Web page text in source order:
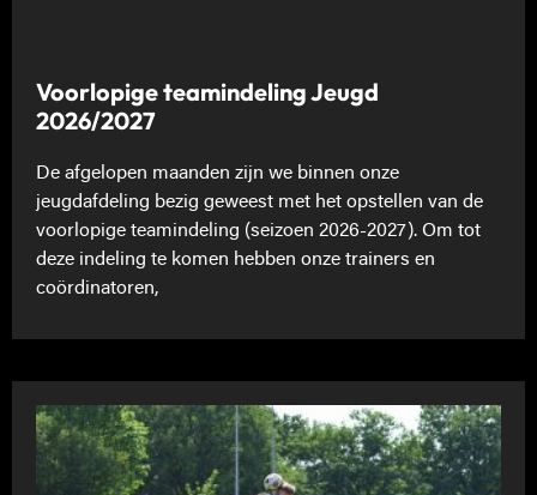
Voorlopige teamindeling Jeugd
2026/2027
De afgelopen maanden zijn we binnen onze
jeugdafdeling bezig geweest met het opstellen van de
voorlopige teamindeling (seizoen 2026-2027). Om tot
deze indeling te komen hebben onze trainers en
coördinatoren,